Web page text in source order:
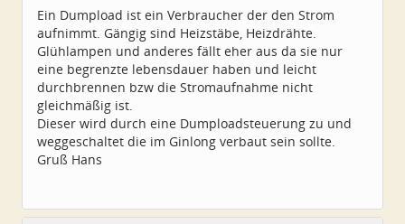
Beiträge:
2371
Dabei seit:
11 / 2006
Ein Dumpload ist ein Verbraucher der den Strom
aufnimmt. Gängig sind Heizstäbe, Heizdrähte.
Glühlampen und anderes fällt eher aus da sie nur
eine begrenzte lebensdauer haben und leicht
durchbrennen bzw die Stromaufnahme nicht
gleichmäßig ist.
Dieser wird durch eine Dumploadsteuerung zu und
weggeschaltet die im Ginlong verbaut sein sollte.
Gruß Hans